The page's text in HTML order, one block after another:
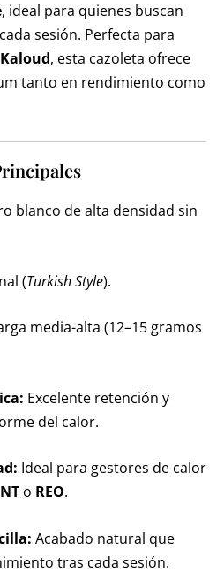
, ideal para quienes buscan
sesión. Perfecta para
, esta cazoleta ofrece
tanto en rendimiento como
blanco de alta densidad sin
(Turkish Style).
media-alta (12–15 gramos
Excelente retención y
del calor.
Ideal para gestores de calor
o REO.
Acabado natural que
tras cada sesión.